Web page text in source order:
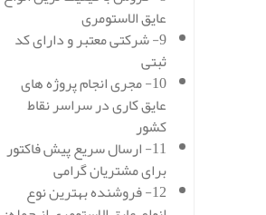
عایق الاستومری
9- شرکتی معتبر و دارای کد
ثبتی
10- مجری انجام پروژه های
عایق کاری در سراسر نقاط
کشور
11- ارسال سریع پیش فاکتور
برای مشتریان گرامی
12- فروشنده بهترین نوع